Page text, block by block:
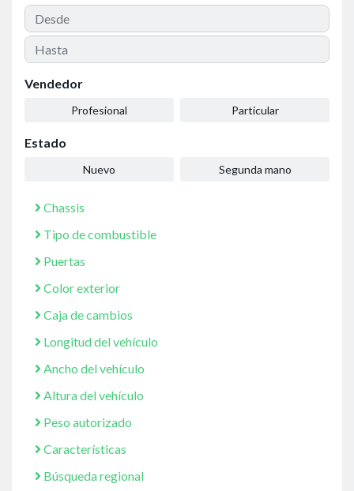
Vendedor
Profesional Particular
Estado
Nuevo Segunda mano
Chassis
Tipo de combustible
Puertas
Color exterior
Caja de cambios
Longitud del vehículo
Ancho del vehículo
Altura del vehículo
Peso autorizado
Características
Búsqueda regional